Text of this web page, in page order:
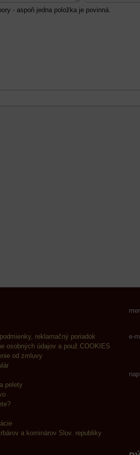
- aspoň jedna položka je povinná.
reklamačný poriadok
osobných údajov a použ.COOKIES
od zmluvy
pelety
a kominárov Slov. republiky
e-